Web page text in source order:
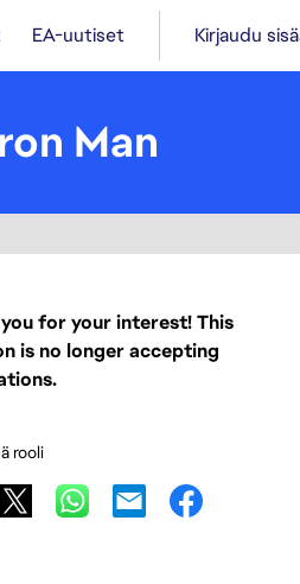
EA-uutiset Kirjaudu
Man
for your interest! This
is no longer accepting
rooli